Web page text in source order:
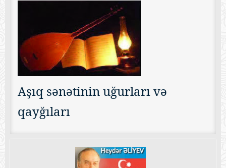
Aşıq sənətinin uğurları və
qayğıları